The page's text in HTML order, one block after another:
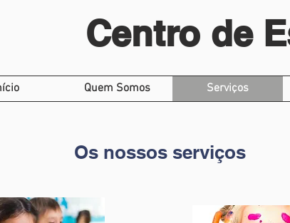
Centro de
Quem Somos Serviços
Os nossos serviços